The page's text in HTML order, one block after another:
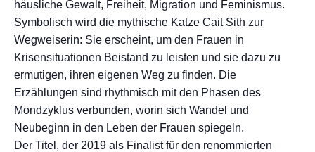
häusliche Gewalt, Freiheit, Migration und Feminismus.
Symbolisch wird die mythische Katze Cait Sith zur
Wegweiserin: Sie erscheint, um den Frauen in
Krisensituationen Beistand zu leisten und sie dazu zu
ermutigen, ihren eigenen Weg zu finden. Die
Erzählungen sind rhythmisch mit den Phasen des
Mondzyklus verbunden, worin sich Wandel und
Neubeginn in den Leben der Frauen spiegeln.
Der Titel, der 2019 als Finalist für den renommierten